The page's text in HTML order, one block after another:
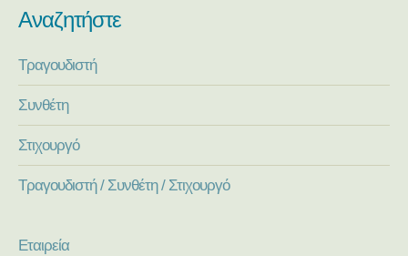
Αναζητήστε
Τραγουδιστή
Συνθέτη
Στιχουργό
Τραγουδιστή / Συνθέτη / Στιχουργό
Εταιρεία